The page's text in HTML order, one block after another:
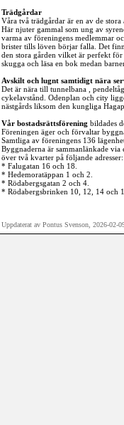
Trädgårdar
Våra två trädgårdar är en av de
Här njuter gammal som ung av
varma av föreningens medlemmar
brister tills löven börjar falla. Det
den stora gården vilket är perfekt
skugga och läsa en bok medan
Avskilt och lugnt samtidigt nära
Det är nära till tunnelbana ,
cykelavstånd. Odenplan och city
nästgårds liksom den kungliga
Vår bostadsrättsförening bildades
Föreningen äger och förvaltar
Samtliga av föreningens 136
Byggnaderna är sammanlänkade via
över två kvarter på följande adresser:
* Falugatan 16 och 18.
* Hedemoratäppan 1 och 2.
* Rödabergsgatan 2 och 4.
* Rödabergsbrinken 10, 12, 14 och
Uppdaterat av Pontus Svenson, 2026-02-